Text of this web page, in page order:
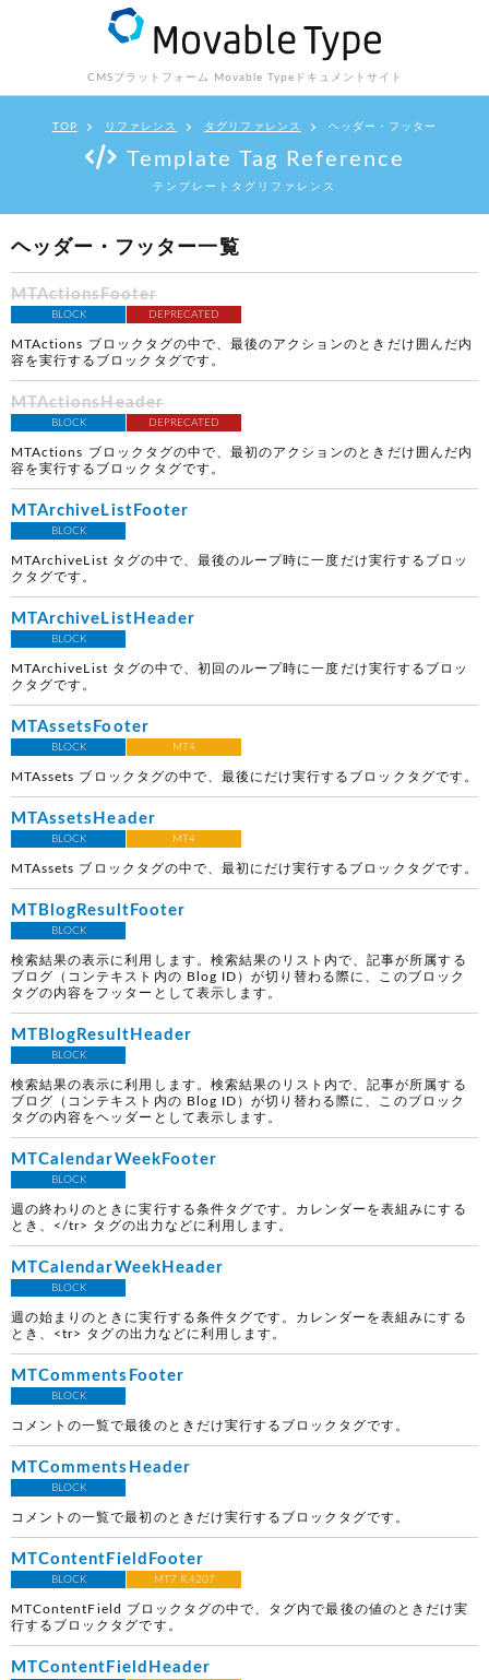
CMSプラットフォーム Movable Type ドキュメントサイト
TOP リファレンス タグリファレンス ヘッダー・フッター
Template Tag Reference
テンプレートタグリファレンス
ヘッダー・フッター一覧
MTActionsFooter
BLOCK DEPRECATED
MTActions ブロックタグの中で、最後のアクションのときだけ囲んだ内
容を実行するブロックタグです。
MTActionsHeader
BLOCK DEPRECATED
MTActions ブロックタグの中で、最初のアクションのときだけ囲んだ内
容を実行するブロックタグです。
MTArchiveListFooter
BLOCK
MTArchiveList タグの中で、最後のループ時に一度だけ実行するブロッ
クタグです。
MTArchiveListHeader
BLOCK
MTArchiveList タグの中で、初回のループ時に一度だけ実行するブロッ
クタグです。
MTAssetsFooter
BLOCK MT4
MTAssets ブロックタグの中で、最後にだけ実行するブロックタグです。
MTAssetsHeader
BLOCK MT4
MTAssets ブロックタグの中で、最初にだけ実行するブロックタグです。
MTBlogResultFooter
BLOCK
検索結果の表示に利用します。検索結果のリスト内で、記事が所属する
ブログ（コンテキスト内の Blog ID）が切り替わる際に、このブロック
タグの内容をフッターとして表示します。
MTBlogResultHeader
BLOCK
検索結果の表示に利用します。検索結果のリスト内で、記事が所属する
ブログ（コンテキスト内の Blog ID）が切り替わる際に、このブロック
タグの内容をヘッダーとして表示します。
MTCalendarWeekFooter
BLOCK
週の終わりのときに実行する条件タグです。カレンダーを表組みにする
とき、</tr> タグの出力などに利用します。
MTCalendarWeekHeader
BLOCK
週の始まりのときに実行する条件タグです。カレンダーを表組みにする
とき、<tr> タグの出力などに利用します。
MTCommentsFooter
BLOCK
コメントの一覧で最後のときだけ実行するブロックタグです。
MTCommentsHeader
BLOCK
コメントの一覧で最初のときだけ実行するブロックタグです。
MTContentFieldFooter
BLOCK MT7 R.4207
MTContentField ブロックタグの中で、タグ内で最後の値のときだけ実
行するブロックタグです。
MTContentFieldHeader